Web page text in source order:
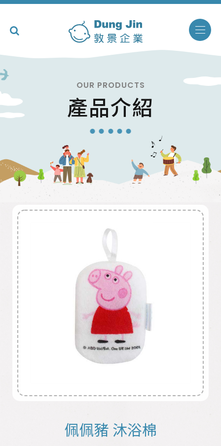
OUR PRODUCTS
產品介紹
佩佩豬 沐浴棉